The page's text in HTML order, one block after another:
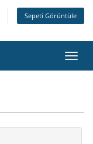
Sepeti Görüntüle